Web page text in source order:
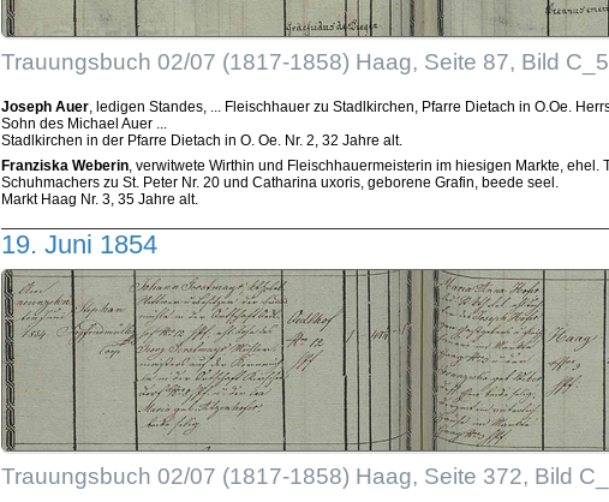
Trauungsbuch 02/07 (1817-1858) Haag, Seite 87, Bild
Joseph Auer, ledigen Standes, ... Fleischhauer zu Stadlkirchen, Pfarre Dietach in O.Oe.
Sohn des Michael Auer ...
Stadlkirchen in der Pfarre Dietach in O. Oe. Nr. 2, 32 Jahre alt.
Franziska Weberin, verwitwete Wirthin und Fleischhauermeisterin im hiesigen Markte, ehel.
Schuhmachers zu St. Peter Nr. 20 und Catharina uxoris, geborene Grafin, beede seel.
Markt Haag Nr. 3, 35 Jahre alt.
19. Juni 1854
Trauungsbuch 02/07 (1817-1858) Haag, Seite 372, Bild